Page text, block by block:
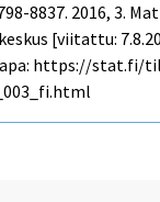
8837. 2016, 3.
[viitattu:
https://stat.fi/